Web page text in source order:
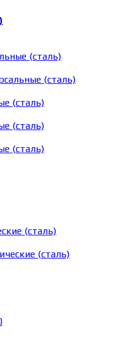
(сталь)
(сталь)
(сталь)
(сталь)
(сталь)
(сталь)
(сталь)